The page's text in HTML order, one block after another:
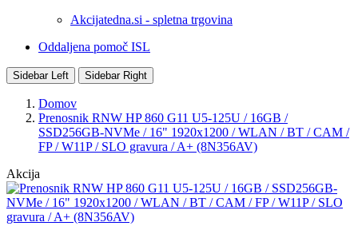
Akcijatedna.si - spletna trgovina
Oddaljena pomoč ISL
Sidebar Left Sidebar Right
Domov
Prenosnik RNW HP 860 G11 U5-125U / 16GB /
SSD256GB-NVMe / 16" 1920x1200 / WLAN / BT / CAM /
FP / W11P / SLO gravura / A+ (8N356AV)
Akcija